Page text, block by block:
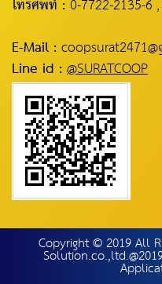
โทรศัพท์ :0-7722-2135-6
E-Mail :
Line id :@SURATCOOP
Copyright © 2019 All